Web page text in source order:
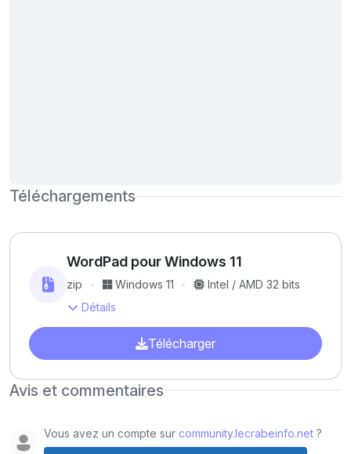
Téléchargements
WordPad pour Windows 11
zip Windows 11
Intel / AMD 32 bits
Détails
Télécharger
Avis et commentaires
Vous avez un compte sur community.lecrabeinfo.net ?